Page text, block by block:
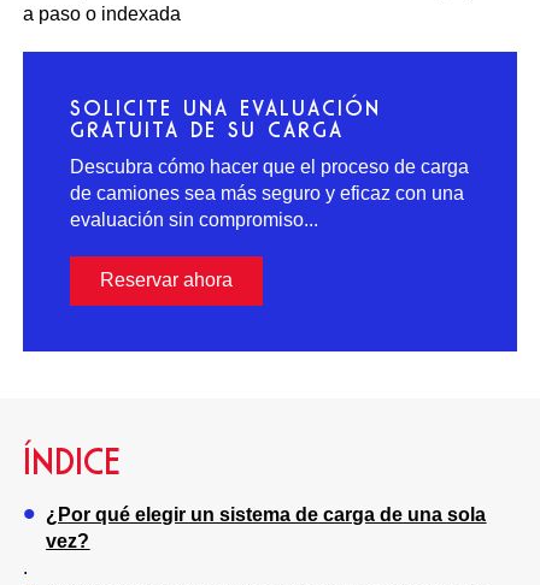
a paso o indexada
SOLICITE UNA EVALUACIÓN
GRATUITA DE SU CARGA
Descubra cómo hacer que el proceso de carga
de camiones sea más seguro y eficaz con una
evaluación sin compromiso...
Reservar ahora
ÍNDICE
¿Por qué elegir un sistema de carga de una sola
vez?
.